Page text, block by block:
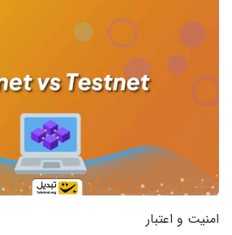
امنیت و اعتبار